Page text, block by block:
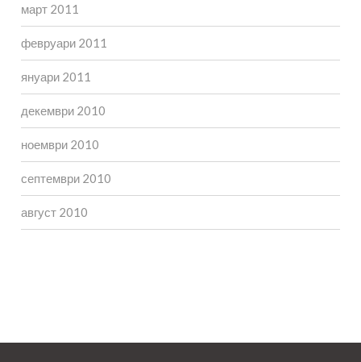
март 2011
февруари 2011
януари 2011
декември 2010
ноември 2010
септември 2010
август 2010